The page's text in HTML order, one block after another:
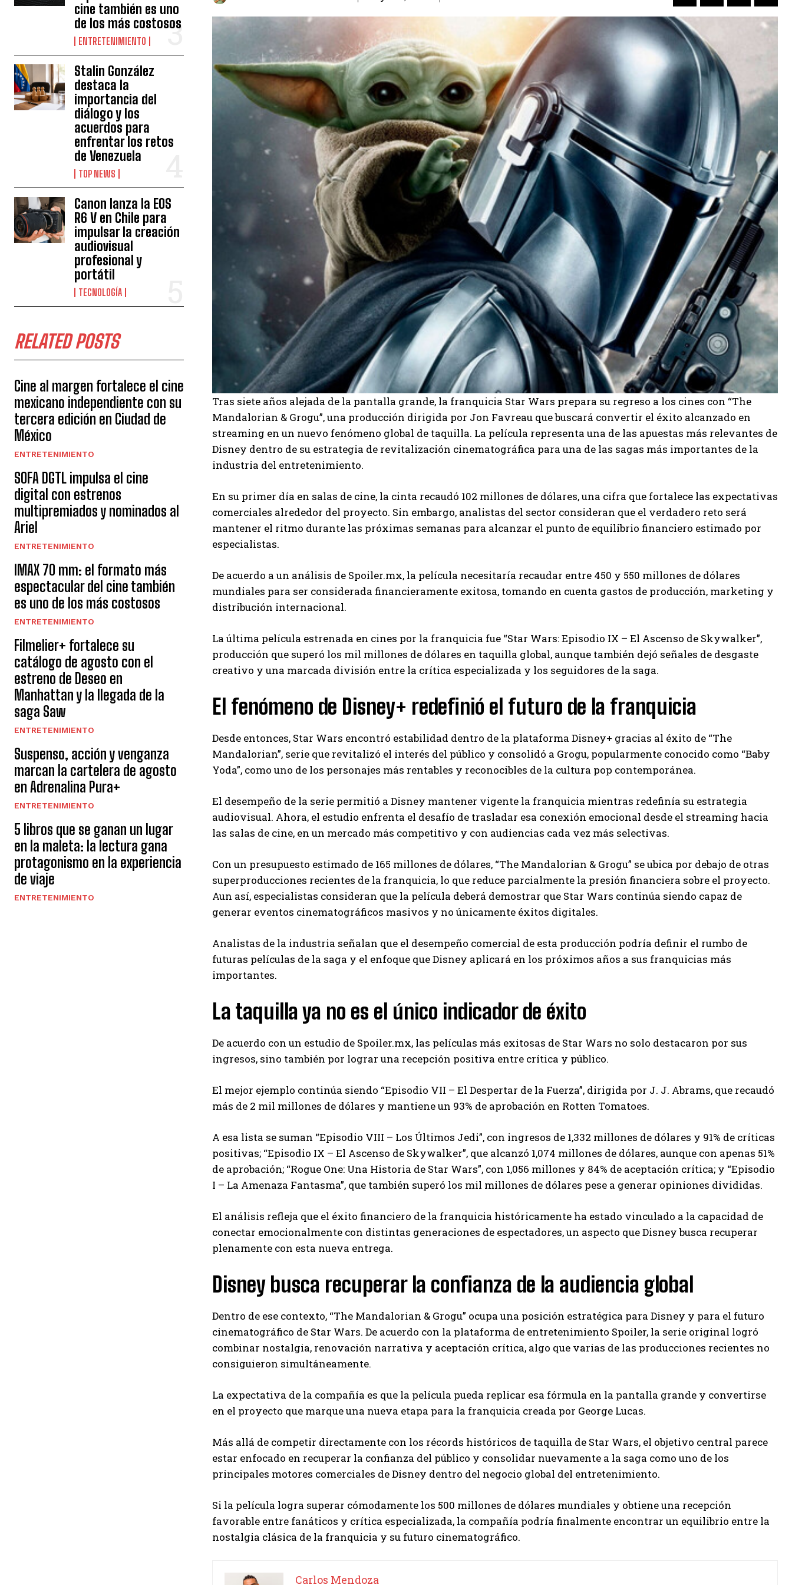
I WANT IN
Carlos Mendoza
empresas de diferentes partes del mundo a
aumentar su visibilidad y fortalecer su presencia
comunidades empresariales como la de Vaughan, según destaca
cine también es uno
de los más costosos
ENTRETENIMIENTO
Stalin González
destaca la
importancia del
diálogo y los
acuerdos para
enfrentar los retos
de Venezuela
TOP NEWS
Canon lanza la EOS
R6 V en Chile para
impulsar la creación
audiovisual
profesional y
portátil
TECNOLOGÍA
RELATED POSTS
Cine al margen fortalece el cine
mexicano independiente con su
tercera edición en Ciudad de
México
ENTRETENIMIENTO
SOFA DGTL impulsa el cine
digital con estrenos
multipremiados y nominados al
Ariel
ENTRETENIMIENTO
IMAX 70 mm: el formato más
espectacular del cine también
es uno de los más costosos
ENTRETENIMIENTO
Filmelier+ fortalece su
catálogo de agosto con el
estreno de Deseo en
Manhattan y la llegada de la
saga Saw
ENTRETENIMIENTO
Suspenso, acción y venganza
marcan la cartelera de agosto
en Adrenalina Pura+
ENTRETENIMIENTO
5 libros que se ganan un lugar
en la maleta: la lectura gana
protagonismo en la experiencia
de viaje
ENTRETENIMIENTO
Tras siete años alejada de la pantalla grande, la franquicia Star Wars prepara su regreso a los cines con “The
Mandalorian & Grogu”, una producción dirigida por Jon Favreau que buscará convertir el éxito alcanzado en
streaming en un nuevo fenómeno global de taquilla. La película representa una de las apuestas más relevantes de
Disney dentro de su estrategia de revitalización cinematográfica para una de las sagas más importantes de la
industria del entretenimiento.
En su primer día en salas de cine, la cinta recaudó 102 millones de dólares, una cifra que fortalece las expectativas
comerciales alrededor del proyecto. Sin embargo, analistas del sector consideran que el verdadero reto será
mantener el ritmo durante las próximas semanas para alcanzar el punto de equilibrio financiero estimado por
especialistas.
De acuerdo a un análisis de Spoiler.mx, la película necesitaría recaudar entre 450 y 550 millones de dólares
mundiales para ser considerada financieramente exitosa, tomando en cuenta gastos de producción, marketing y
distribución internacional.
La última película estrenada en cines por la franquicia fue “Star Wars: Episodio IX – El Ascenso de Skywalker”,
producción que superó los mil millones de dólares en taquilla global, aunque también dejó señales de desgaste
creativo y una marcada división entre la crítica especializada y los seguidores de la saga.
El fenómeno de Disney+ redefinió el futuro de la franquicia
Desde entonces, Star Wars encontró estabilidad dentro de la plataforma Disney+ gracias al éxito de “The
Mandalorian”, serie que revitalizó el interés del público y consolidó a Grogu, popularmente conocido como “Baby
Yoda”, como uno de los personajes más rentables y reconocibles de la cultura pop contemporánea.
El desempeño de la serie permitió a Disney mantener vigente la franquicia mientras redefinía su estrategia
audiovisual. Ahora, el estudio enfrenta el desafío de trasladar esa conexión emocional desde el streaming hacia
las salas de cine, en un mercado más competitivo y con audiencias cada vez más selectivas.
Con un presupuesto estimado de 165 millones de dólares, “The Mandalorian & Grogu” se ubica por debajo de otras
superproducciones recientes de la franquicia, lo que reduce parcialmente la presión financiera sobre el proyecto.
Aun así, especialistas consideran que la película deberá demostrar que Star Wars continúa siendo capaz de
generar eventos cinematográficos masivos y no únicamente éxitos digitales.
Analistas de la industria señalan que el desempeño comercial de esta producción podría definir el rumbo de
futuras películas de la saga y el enfoque que Disney aplicará en los próximos años a sus franquicias más
importantes.
La taquilla ya no es el único indicador de éxito
De acuerdo con un estudio de Spoiler.mx, las películas más exitosas de Star Wars no solo destacaron por sus
ingresos, sino también por lograr una recepción positiva entre crítica y público.
El mejor ejemplo continúa siendo “Episodio VII – El Despertar de la Fuerza”, dirigida por J. J. Abrams, que recaudó
más de 2 mil millones de dólares y mantiene un 93% de aprobación en Rotten Tomatoes.
A esa lista se suman “Episodio VIII – Los Últimos Jedi”, con ingresos de 1,332 millones de dólares y 91% de críticas
positivas; “Episodio IX – El Ascenso de Skywalker”, que alcanzó 1,074 millones de dólares, aunque con apenas 51%
de aprobación; “Rogue One: Una Historia de Star Wars”, con 1,056 millones y 84% de aceptación crítica; y “Episodio
I – La Amenaza Fantasma”, que también superó los mil millones de dólares pese a generar opiniones divididas.
El análisis refleja que el éxito financiero de la franquicia históricamente ha estado vinculado a la capacidad de
conectar emocionalmente con distintas generaciones de espectadores, un aspecto que Disney busca recuperar
plenamente con esta nueva entrega.
Disney busca recuperar la confianza de la audiencia global
Dentro de ese contexto, “The Mandalorian & Grogu” ocupa una posición estratégica para Disney y para el futuro
cinematográfico de Star Wars. De acuerdo con la plataforma de entretenimiento Spoiler, la serie original logró
combinar nostalgia, renovación narrativa y aceptación crítica, algo que varias de las producciones recientes no
consiguieron simultáneamente.
La expectativa de la compañía es que la película pueda replicar esa fórmula en la pantalla grande y convertirse
en el proyecto que marque una nueva etapa para la franquicia creada por George Lucas.
Más allá de competir directamente con los récords históricos de taquilla de Star Wars, el objetivo central parece
estar enfocado en recuperar la confianza del público y consolidar nuevamente a la saga como uno de los
principales motores comerciales de Disney dentro del negocio global del entretenimiento.
Si la película logra superar cómodamente los 500 millones de dólares mundiales y obtiene una recepción
favorable entre fanáticos y crítica especializada, la compañía podría finalmente encontrar un equilibrio entre la
nostalgia clásica de la franquicia y su futuro cinematográfico.
Carlos Mendoza